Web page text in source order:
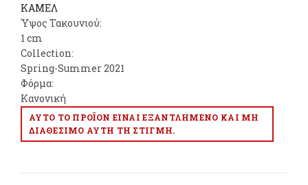
ΚΑΜΕΛ
Ύψος Τακουνιού:
1 cm
Collection:
Spring-Summer 2021
Φόρμα:
Κανονική
ΑΥΤΌ ΤΟ ΠΡΟΪΌΝ ΕΊΝΑΙ ΕΞΑΝΤΛΗΜΈΝΟ ΚΑΙ ΜΗ
ΔΙΑΘΈΣΙΜΟ ΑΥΤΉ ΤΗ ΣΤΙΓΜΉ.